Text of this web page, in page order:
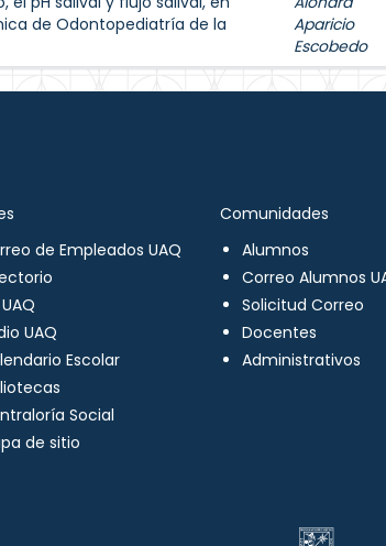
de Odontopediatría de la
Aparicio
Escobedo
de Empleados UAQ
UAQ
Escolar
Social
de sitio
Comunidades
Alumnos
Correo Alumnos
Solicitud Correo
Docentes
Administrativos